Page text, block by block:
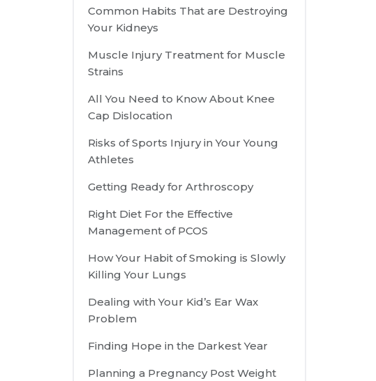
Common Habits That are Destroying
Your Kidneys
Muscle Injury Treatment for Muscle
Strains
All You Need to Know About Knee
Cap Dislocation
Risks of Sports Injury in Your Young
Athletes
Getting Ready for Arthroscopy
Right Diet For the Effective
Management of PCOS
How Your Habit of Smoking is Slowly
Killing Your Lungs
Dealing with Your Kid’s Ear Wax
Problem
Finding Hope in the Darkest Year
Planning a Pregnancy Post Weight